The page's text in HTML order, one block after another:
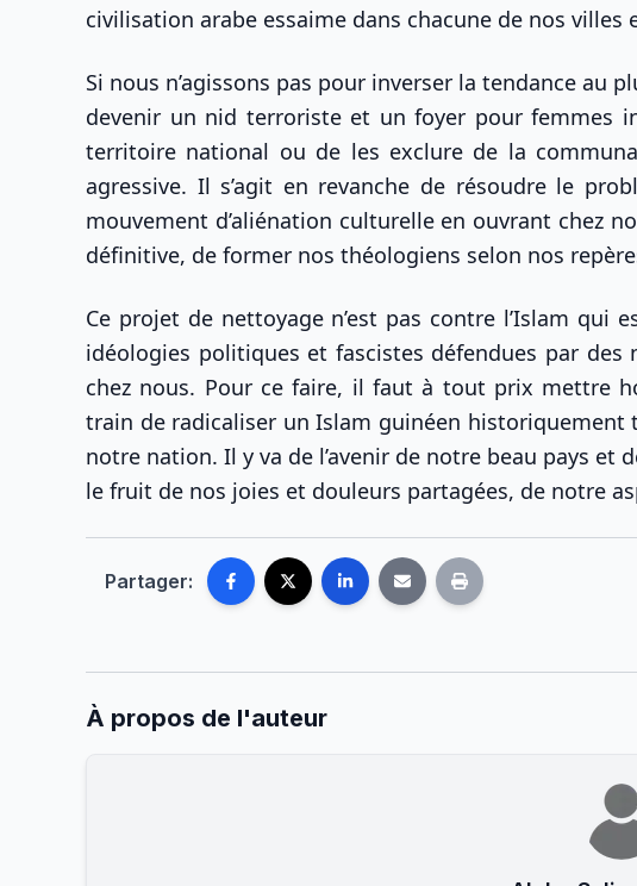
civilisation arabe essaime dans chacune de nos villes
Si nous n’agissons pas pour inverser la tendance au
devenir un nid terroriste et un foyer pour femmes
territoire national ou de les exclure de la
agressive. Il s’agit en revanche de résoudre le
mouvement d’aliénation culturelle en ouvrant chez
définitive, de former nos théologiens selon nos
Ce projet de nettoyage n’est pas contre l’Islam qui
idéologies politiques et fascistes défendues par
chez nous. Pour ce faire, il faut à tout prix mettre
train de radicaliser un Islam guinéen
notre nation. Il y va de l’avenir de notre beau pays
le fruit de nos joies et douleurs partagées, de notre
Partager:
À propos de l'auteur